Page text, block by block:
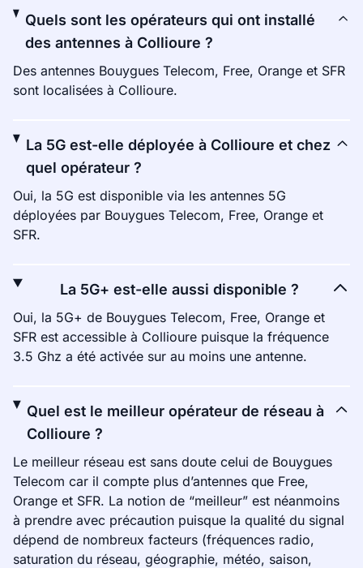
Quels sont les opérateurs qui ont installé
des antennes à Collioure ?
Des antennes Bouygues Telecom, Free, Orange et SFR
sont localisées à Collioure.
La 5G est-elle déployée à Collioure et chez
quel opérateur ?
Oui, la 5G est disponible via les antennes 5G
déployées par Bouygues Telecom, Free, Orange et
SFR.
La 5G+ est-elle aussi disponible ?
Oui, la 5G+ de Bouygues Telecom, Free, Orange et
SFR est accessible à Collioure puisque la fréquence
3.5 Ghz a été activée sur au moins une antenne.
Quel est le meilleur opérateur de réseau à
Collioure ?
Le meilleur réseau est sans doute celui de Bouygues
Telecom car il compte plus d’antennes que Free,
Orange et SFR. La notion de “meilleur” est néanmoins
à prendre avec précaution puisque la qualité du signal
dépend de nombreux facteurs (fréquences radio,
saturation du réseau, géographie, météo, saison,